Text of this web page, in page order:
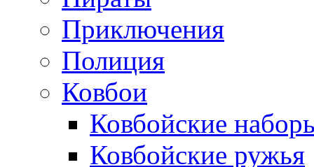
Приключения
Полиция
Ковбои
Ковбойские
Ковбойские ружья